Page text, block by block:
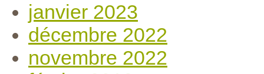
janvier 2023
décembre 2022
novembre 2022